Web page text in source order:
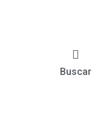
Buscar